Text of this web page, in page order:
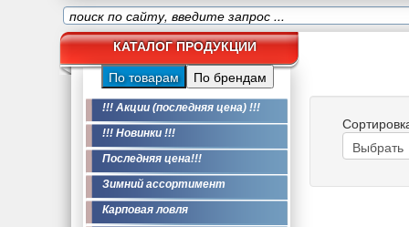
КАТАЛОГ ПРОДУКЦИИ
По товарам По брендам
!!! Акции (последняя цена) !!!
!!! Новинки !!!
Последняя цена!!!
Зимний ассортимент
Карповая ловля